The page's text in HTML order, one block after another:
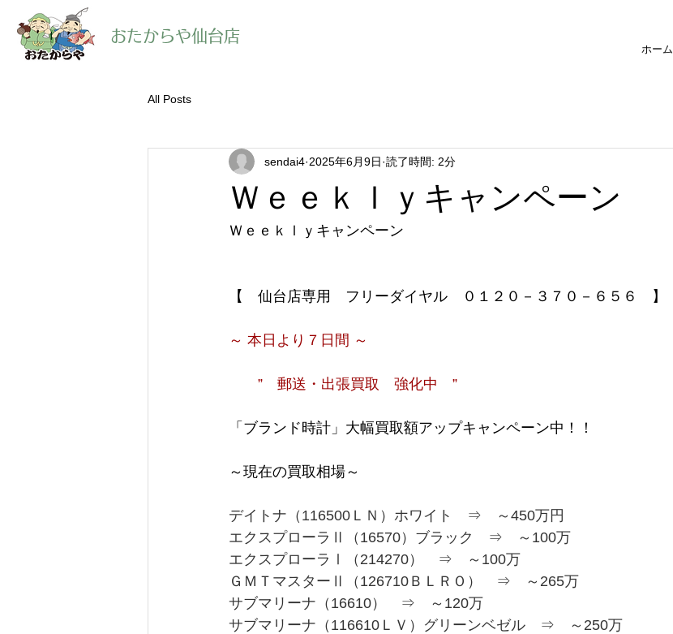
​おたからや仙台店
ホーム
All Posts
Ｗｅｅｋｌｙキャンペーン
sendai4 2025年6月9日 読了時間: 2分
Ｗｅｅｋｌｙキャンペーン
【　仙台店専用　フリーダイヤル　０１２０－３７０－６５６　】
～ 本日より７日間 ～
”　郵送・出張買取　強化中　”
「ブランド時計」大幅買取額アップキャンペーン中！！
～現在の買取相場～
デイトナ（116500ＬＮ）ホワイト　⇒　～450万円
エクスプローラⅡ（16570）ブラック　⇒　～100万
エクスプローラⅠ（214270）　⇒　～100万
ＧＭＴマスターⅡ（126710ＢＬＲＯ）　⇒　～265万
サブマリーナ（16610）　⇒　～120万
サブマリーナ（116610ＬＶ）グリーンベゼル　⇒　～250万